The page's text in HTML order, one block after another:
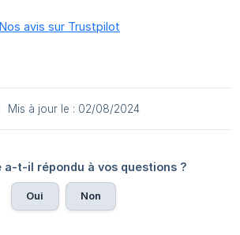
Nos avis sur Trustpilot
Mis à jour le : 02/08/2024
a-t-il répondu à vos questions ?
Oui Non